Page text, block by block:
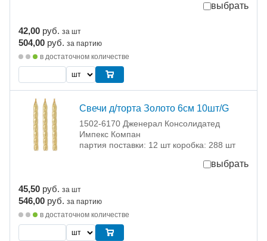
выбрать
42,00 руб. за шт
504,00 руб. за партию
в достаточном количестве
Свечи д/торта Золото 6см 10шт/G
1502-6170 Дженерал Консолидатед
Импекс Компан
партия поставки: 12 шт коробка: 288 шт
выбрать
45,50 руб. за шт
546,00 руб. за партию
в достаточном количестве